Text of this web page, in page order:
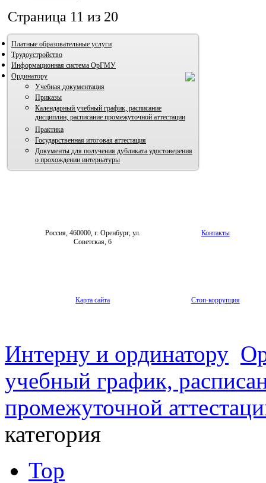
Страница 11 из 20
Платные образовательные услуги
Трудоустройство
Информационная система ОрГМУ
Ординатору
Учебная документация
Приказы
Календарный учебный график, расписание
дисциплин, расписание промежуточной аттестации
Практика
Государственная итоговая аттестация
Документы для получения дубликата удостоверения
о прохождении интернатуры
Россия, 460000, г. Оренбург, ул.
Советская, 6
Контакты
Карта сайта Стоп-коррупция
Интерну и ординатору
учебный график,
промежуточной
категория
Top